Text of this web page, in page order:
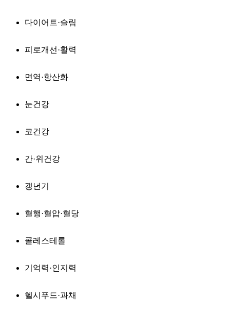
다이어트·슬림
피로개선·활력
면역·항산화
눈건강
코건강
간·위건강
갱년기
혈행·혈압·혈당
콜레스테롤
기억력·인지력
헬시푸드·과채